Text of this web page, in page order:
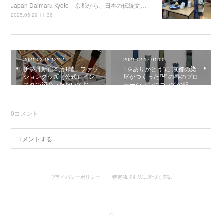
Japan Daimaru Kyoto」京都から、日本の伝統文…
2025.05.29 11:36
2021.02.18 13:42
伊勢丹新宿本店1階＝ファッ
ショングッズ（公式）イン
スタで紹介いただいてお…
2021.02.17 01:00
”iをありがとう”に”京都の染
屋がつくった™” の春のプロ
モーションについての記…
0コメント
プライバシーポリシー 特定商取引法に基づく表記